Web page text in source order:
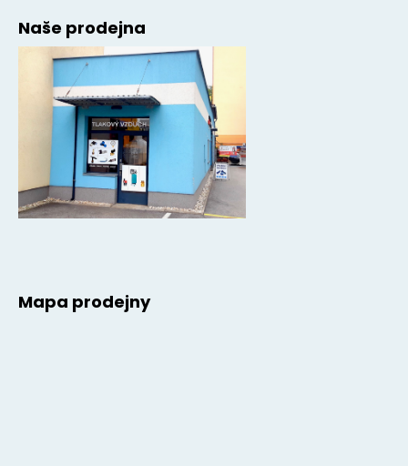
Naše prodejna
Mapa prodejny